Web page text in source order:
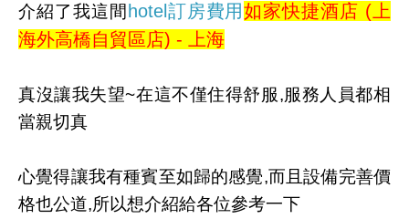
介紹了我這間 hotel訂房費用如家快捷酒店 (上
海外高橋自貿區店) - 上海
真沒讓我失望~在這不僅住得舒服,服務人員都相
當親切真
心覺得讓我有種賓至如歸的感覺,而且設備完善價
格也公道,所以想介紹給各位參考一下